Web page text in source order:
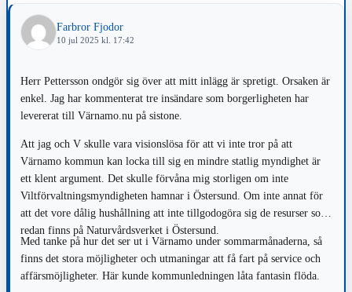
Farbror Fjodor
10 jul 2025 kl. 17:42
Herr Pettersson ondgör sig över att mitt inlägg är spretigt. Orsaken är
enkel. Jag har kommenterat tre insändare som borgerligheten har
levererat till Värnamo.nu på sistone.
Att jag och V skulle vara visionslösa för att vi inte tror på att
Värnamo kommun kan locka till sig en mindre statlig myndighet är
ett klent argument. Det skulle förvåna mig storligen om inte
Viltförvaltningsmyndigheten hamnar i Östersund. Om inte annat för
att det vore dålig hushållning att inte tillgodogöra sig de resurser som
redan finns på Naturvårdsverket i Östersund.
Med tanke på hur det ser ut i Värnamo under sommarmånaderna, så
finns det stora möjligheter och utmaningar att få fart på service och
affärsmöjligheter. Här kunde kommunledningen låta fantasin flöda.